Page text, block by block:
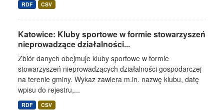
RDF CSV
Katowice: Kluby sportowe w formie stowarzyszeń
nieprowadzące działalności...
Zbiór danych obejmuje kluby sportowe w formie
stowarzyszeń nieprowadzących działalności gospodarczej
na terenie gminy. Wykaz zawiera m.in. nazwę klubu, datę
wpisu do rejestru,...
RDF CSV